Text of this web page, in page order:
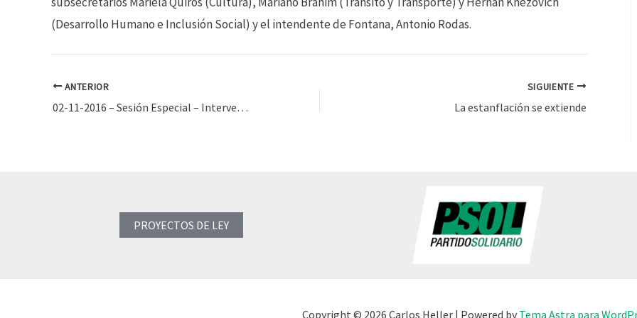
(Desarrollo Humano e Inclusión Social) y el intendente de Fontana, Antonio Rodas.
ANTERIOR
02-11-2016 – Sesión Especial – Intervención Carlos Heller – Participación Público-Privada
SIGUIENTE
La estanflación se extiende
PROYECTOS DE LEY
Copyright © 2026 Carlos Heller | Powered by Tema Astra para